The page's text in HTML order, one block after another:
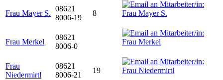
Frau Mayer S.
08621
8006-19
8
Frau Merkel
08621
8006-0
Frau
Niedermirtl
08621
8006-21
19